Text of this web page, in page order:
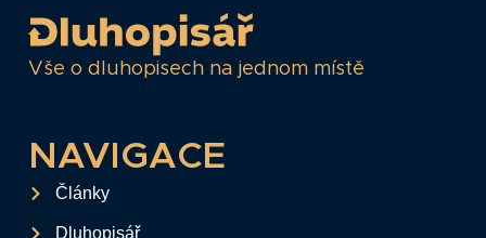
Vše o dluhopisech na jednom místě
NAVIGACE
Články
Dluhopisář